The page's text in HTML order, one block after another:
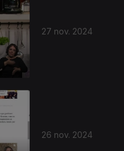
27 nov. 2024
26 nov. 2024